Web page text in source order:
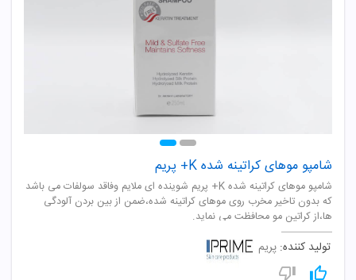
شامپو موهای کراتینه شده K+ پریم
شامپو موهای کراتینه شده K+ پریم شوینده ای ملایم وفاقد سولفات می باشد
که بدون تاخیر مخرب روی موهای کراتینه شده،ضمن از بین بردن آلودگی
ها،از کراتین مو محافظت می نماید.
تولید کننده: پریم